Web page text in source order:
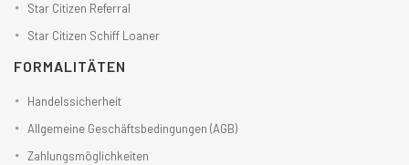
Star Citizen Referral
Star Citizen Schiff Loaner
FORMALITÄTEN
Handelssicherheit
Allgemeine Geschäftsbedingungen (AGB)
Zahlungsmöglichkeiten